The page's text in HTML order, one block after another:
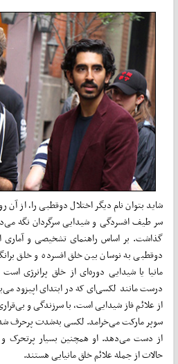
شاید بتوان نام دیگر اختلال دوقطبی را، از آن
دوقطبی به نوسان بین خلق افسرده و خلق
مانیا یا شیدایی دوره‌ای از خلق پر‌انرژی
درست مانند لکسی‌ای که در ابتدای اپیزود
از علائم فاز شیدایی است، با سرزندگی و
از دست می‌دهد. او همچنین بسیار پرتحرک و
حالات از جمله علائم خلق مانیایی هستند.